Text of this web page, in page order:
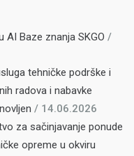
Baze znanja SKGO /
tehničke podrške i
radova i nabavke
/ 14.06.2026
za sačinjavanje ponude
opreme u okviru